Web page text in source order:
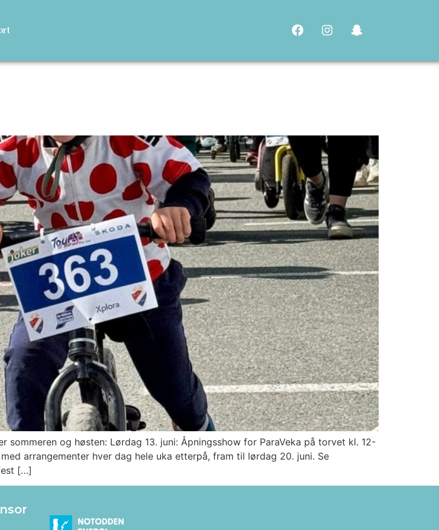
og høsten: Lørdag 13. juni: Åpningsshow for ParaVeka på torvet kl. 12-
arrangementer hver dag hele uka etterpå, fram til lørdag 20. juni. Se
[…]